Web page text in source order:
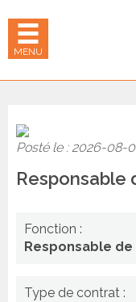
MENU
LE MENU MOBILE
Posté le : 2026-08-
Responsable
Fonction :
Responsable de
Type de contrat :
Panneau de gestion